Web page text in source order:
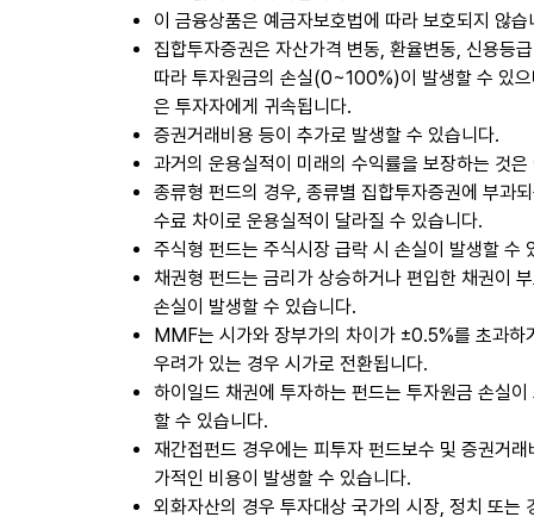
이 금융상품은 예금자보호법에 따라 보호되지 않습
집합투자증권은 자산가격 변동, 환율변동, 신용등
따라 투자원금의 손실(0~100%)이 발생할 수 있
은 투자자에게 귀속됩니다.
증권거래비용 등이 추가로 발생할 수 있습니다.
과거의 운용실적이 미래의 수익률을 보장하는 것은
종류형 펀드의 경우, 종류별 집합투자증권에 부과
수료 차이로 운용실적이 달라질 수 있습니다.
주식형 펀드는 주식시장 급락 시 손실이 발생할 수
채권형 펀드는 금리가 상승하거나 편입한 채권이
손실이 발생할 수 있습니다.
MMF는 시가와 장부가의 차이가 ±0.5%를 초과하
우려가 있는 경우 시가로 전환됩니다.
하이일드 채권에 투자하는 펀드는 투자원금 손실이
할 수 있습니다.
재간접펀드 경우에는 피투자 펀드보수 및 증권거래
가적인 비용이 발생할 수 있습니다.
외화자산의 경우 투자대상 국가의 시장, 정치 또는